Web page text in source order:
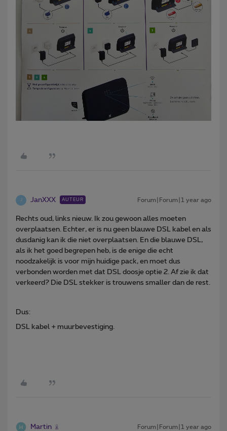
J JanXXX AUTEUR Forum|Forum|1 year ago
Rechts oud, links nieuw. Ik zou gewoon alles moeten
overplaatsen. Echter, er is nu geen blauwe DSL kabel en als
dusdanig kan ik die niet overplaatsen. En die blauwe DSL,
als ik het goed begrepen heb, is de enige die echt
noodzakelijk is voor mijn huidige pack, en moet dus
verbonden worden met dat DSL doosje optie 2. Af zie ik dat
verkeerd? Die DSL stekker is trouwens smaller dan de rest.
Dus:
DSL kabel + muurbevestiging.
Martin Forum|Forum|1 year ago